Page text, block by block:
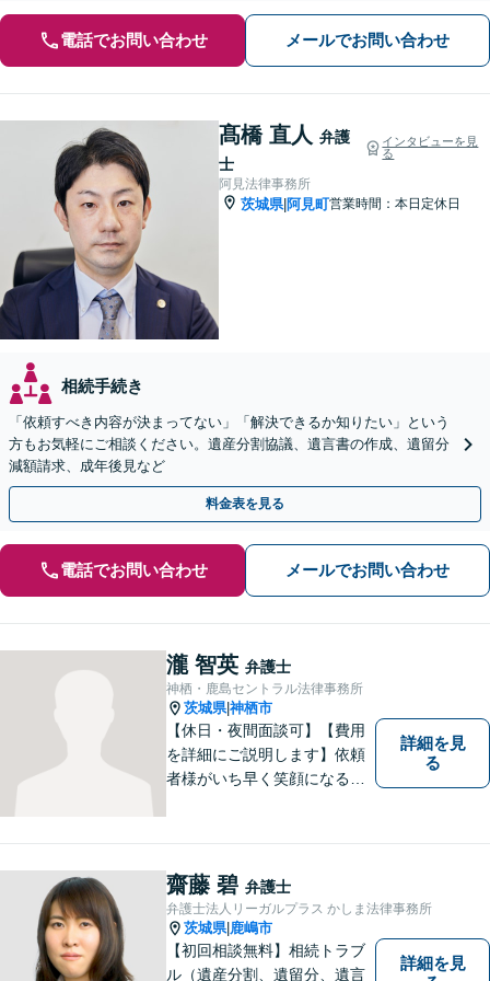
電話でお問い合わせ メールでお問い合わせ
髙橋 直人 弁護
士
インタビューを見
る
阿見法律事務所
茨城県|阿見町営業時間：本日定休日
相続手続き
「依頼すべき内容が決まってない」「解決できるか知りたい」という
方もお気軽にご相談ください。遺産分割協議、遺言書の作成、遺留分
減額請求、成年後見など
料金表を見る
電話でお問い合わせ メールでお問い合わせ
瀧 智英 弁護士
神栖・鹿島セントラル法律事務所
茨城県|神栖市
【休日・夜間面談可】【費用
を詳細にご説明します】依頼
者様がいち早く笑顔になるよ
す。鹿行地区に限らず、千葉
県香取市や銚子市などにお住
まいの皆さまからのご相談も
積極的にお受けしています。
詳細を見
る
齋藤 碧 弁護士
弁護士法人リーガルプラス かしま法律事務所
茨城県| 鹿嶋市
【初回相談無料】相続トラブ
ル（遺産分割、遺留分、遺言
詳細を見